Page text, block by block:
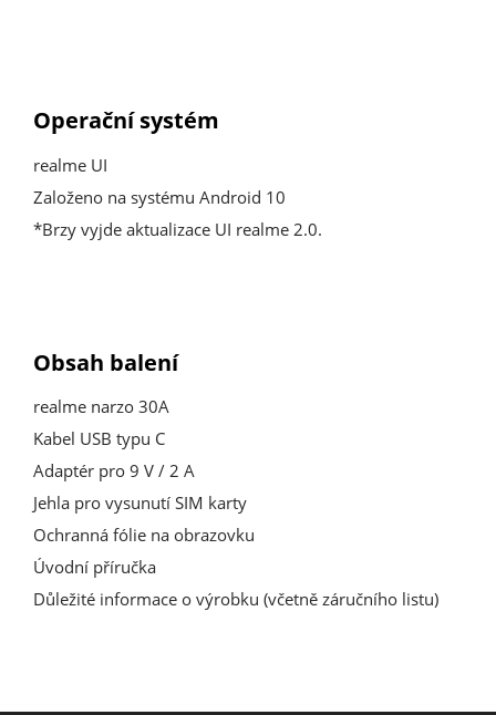
Operačnísystém
realme UI
Založeno na systému Android 10
*Brzy vyjde aktualizace UI realme 2.0.
Obsah balení
realme narzo 30A
Kabel USB typu C
Adaptér pro 9 V / 2 A
Jehla pro vysunutí SIM karty
Ochranná fólie na obrazovku
Úvodní příručka
Důležité informace o výrobku (včetně záručního listu)